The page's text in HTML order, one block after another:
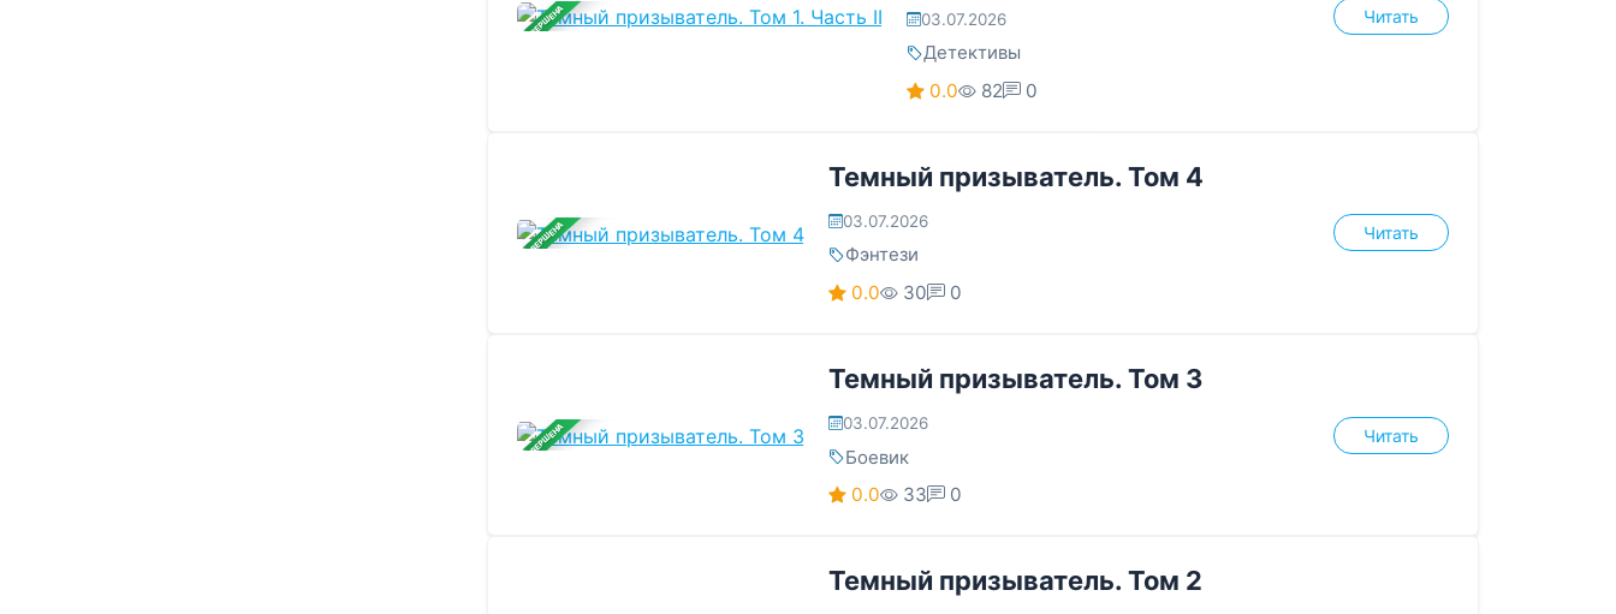
ЗАВЕРШЕНА 03.07.2026
Детективы
0.0
82 0
Читать
ЗАВЕРШЕНА
Темный призыватель. Том 4
03.07.2026
Фэнтези
0.0
30 0
Читать
ЗАВЕРШЕНА
Темный призыватель. Том 3
03.07.2026
Боевик
0.0
33 0
Читать
Темный призыватель. Том 2